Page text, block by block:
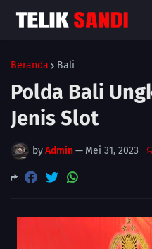
Beranda Bali
Polda Bali
Jenis Slot
byAdmin— Mei 31, 2023